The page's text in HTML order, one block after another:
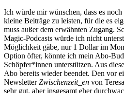
Ich würde mir wünschen, dass es
kleine Beiträge zu leisten, für die es
muss außer dem erwähnten Zugang.
Magic-Podcasts würde ich nicht
Möglichkeit gäbe, nur 1 Dollar im
Option öfter, könnte ich mein Abo-
Schöpfer*innen unterstützen. Aus
Abo bereits wieder beendet. Den vor
NewsletterZwischenzeit_en von
sehr gut, aber insgesamt eher